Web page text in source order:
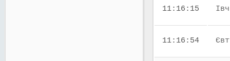
11:16:15
11:16:54